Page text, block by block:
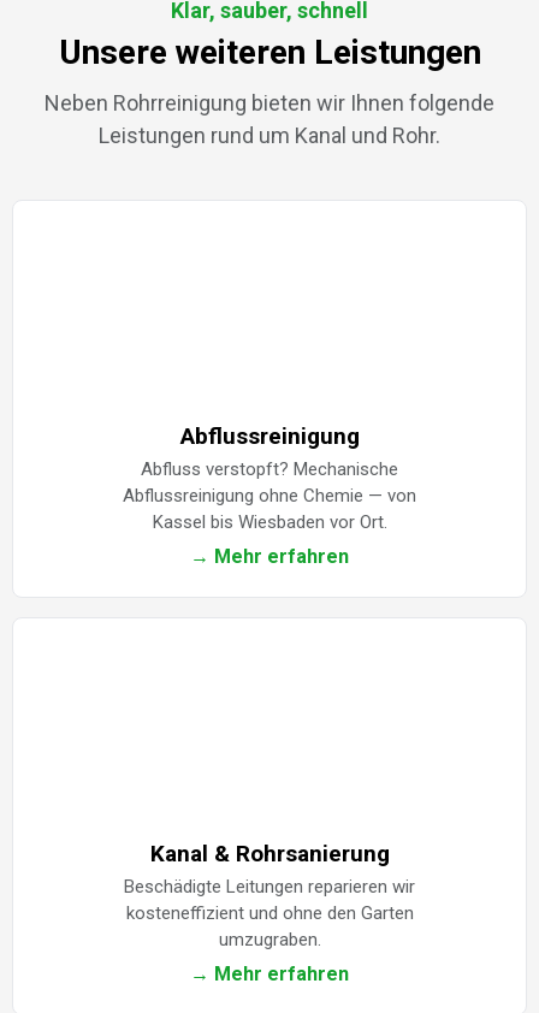
Klar, sauber, schnell
Unsere weiteren Leistungen
Neben Rohrreinigung bieten wir Ihnen folgende
Leistungen rund um Kanal und Rohr.
Abflussreinigung
Abfluss verstopft? Mechanische
Abflussreinigung ohne Chemie — von
Kassel bis Wiesbaden vor Ort.
→ Mehr erfahren
Kanal & Rohrsanierung
Beschädigte Leitungen reparieren wir
kosteneffizient und ohne den Garten
umzugraben.
→ Mehr erfahren